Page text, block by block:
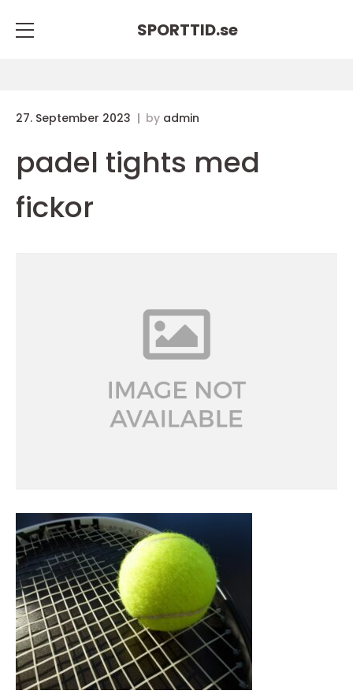
SPORTTID.se
27. September 2023 by admin
padel tights med
fickor